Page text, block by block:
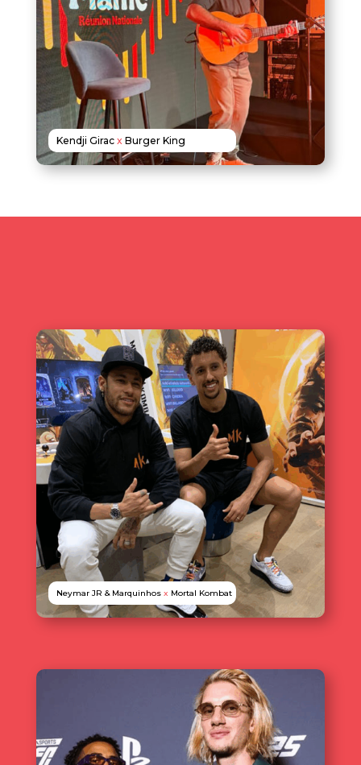
Kendji Girac xBurger King
Neymar JR & Marquinhos x Mortal Kombat